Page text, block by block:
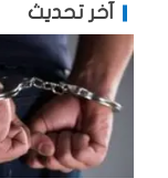
آخر تحديث